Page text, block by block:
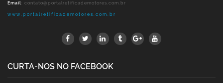
Email: contato@portalretificademotores.com.br
www.portalretificademotores.com.br
CURTA-NOS NO FACEBOOK